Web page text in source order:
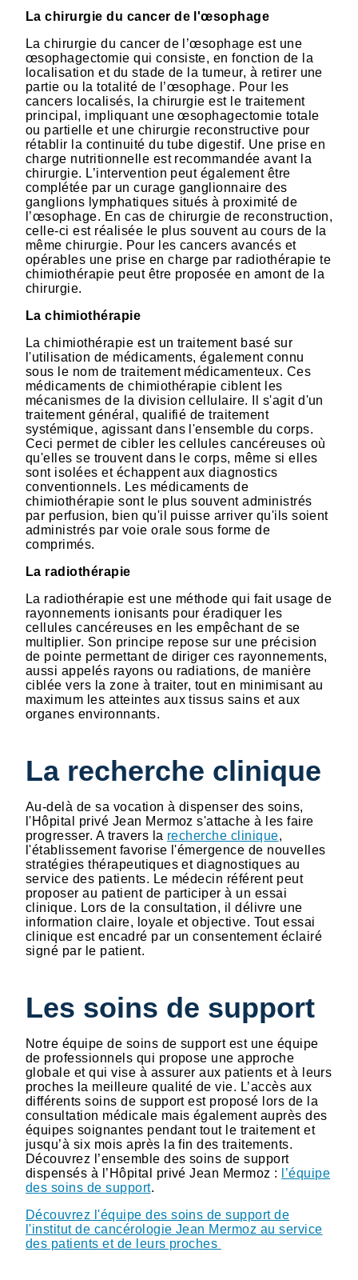
La chirurgie du cancer de l'œsophage
La chirurgie du cancer de l’œsophage est une
œsophagectomie qui consiste, en fonction de la
localisation et du stade de la tumeur, à retirer une
partie ou la totalité de l’œsophage. Pour les
cancers localisés, la chirurgie est le traitement
principal, impliquant une œsophagectomie totale
ou partielle et une chirurgie reconstructive pour
rétablir la continuité du tube digestif. Une prise en
charge nutritionnelle est recommandée avant la
chirurgie. L’intervention peut également être
complétée par un curage ganglionnaire des
ganglions lymphatiques situés à proximité de
l’œsophage. En cas de chirurgie de reconstruction,
celle-ci est réalisée le plus souvent au cours de la
même chirurgie. Pour les cancers avancés et
opérables une prise en charge par radiothérapie te
chimiothérapie peut être proposée en amont de la
chirurgie.
La chimiothérapie
La chimiothérapie est un traitement basé sur
l'utilisation de médicaments, également connu
sous le nom de traitement médicamenteux. Ces
médicaments de chimiothérapie ciblent les
mécanismes de la division cellulaire. Il s'agit d'un
traitement général, qualifié de traitement
systémique, agissant dans l'ensemble du corps.
Ceci permet de cibler les cellules cancéreuses où
qu'elles se trouvent dans le corps, même si elles
sont isolées et échappent aux diagnostics
conventionnels. Les médicaments de
chimiothérapie sont le plus souvent administrés
par perfusion, bien qu'il puisse arriver qu'ils soient
administrés par voie orale sous forme de
comprimés.
La radiothérapie
La radiothérapie est une méthode qui fait usage de
rayonnements ionisants pour éradiquer les
cellules cancéreuses en les empêchant de se
multiplier. Son principe repose sur une précision
de pointe permettant de diriger ces rayonnements,
aussi appelés rayons ou radiations, de manière
ciblée vers la zone à traiter, tout en minimisant au
maximum les atteintes aux tissus sains et aux
organes environnants.
La recherche clinique
Au-delà de sa vocation à dispenser des soins,
l'Hôpital privé Jean Mermoz s'attache à les faire
progresser. A travers la recherche clinique,
l'établissement favorise l'émergence de nouvelles
stratégies thérapeutiques et diagnostiques au
service des patients. Le médecin référent peut
proposer au patient de participer à un essai
clinique. Lors de la consultation, il délivre une
information claire, loyale et objective. Tout essai
clinique est encadré par un consentement éclairé
signé par le patient.
Les soins de support
Notre équipe de soins de support est une équipe
de professionnels qui propose une approche
globale et qui vise à assurer aux patients et à leurs
proches la meilleure qualité de vie. L’accès aux
différents soins de support est proposé lors de la
consultation médicale mais également auprès des
équipes soignantes pendant tout le traitement et
jusqu’à six mois après la fin des traitements.
Découvrez l’ensemble des soins de support
dispensés à l’Hôpital privé Jean Mermoz :
l’équipe
des soins de support.
Découvrez l'équipe des soins de support de
l'institut de cancérologie Jean Mermoz au service
des patients et de leurs proches